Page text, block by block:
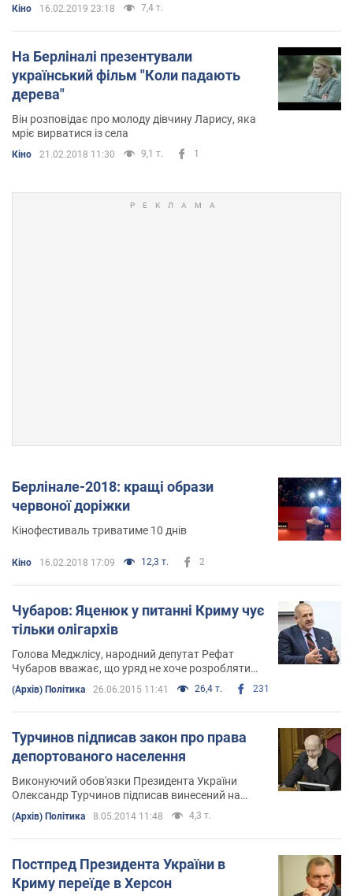
Кіно 16.02.2019 23:18 7,4 т.
На Берліналі презентували
український фільм "Коли падають
дерева"
Він розповідає про молоду дівчину Ларису, яка
мріє вирватися із села
Кіно 21.02.2018 11:30 9,1 т. 1
Берлінале-2018: кращі образи
червоної доріжки
Кінофестиваль триватиме 10 днів
Кіно 16.02.2018 17:09 12,3 т. 2
Чубаров: Яценюк у питанні Криму чує
тільки олігархів
Голова Меджлісу, народний депутат Рефат
Чубаров вважає, що уряд не хоче розробляти
концепцію по Криму
(Архів) Політика 26.06.2015 11:41 26,4 т. 231
Турчинов підписав закон про права
депортованого населення
Виконуючий обов'язки Президента України
Олександр Турчинов підписав винесений на
розгляд 17 квітня закон № 1223-VII "Про
відновлення прав осіб, депортованих за
національною ознакою"
(Архів) Політика 8.05.2014 11:48 4,3 т.
Постпред Президента України в
Криму переїде в Херсон